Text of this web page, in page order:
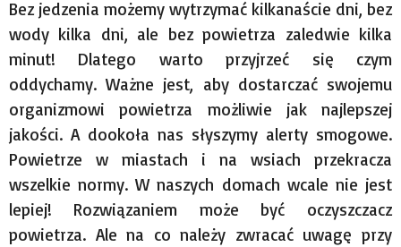
Bez jedzenia możemy wytrzymać kilkanaście dni, bez
wody kilka dni, ale bez powietrza zaledwie kilka
minut! Dlatego warto przyjrzeć się czym
oddychamy. Ważne jest, aby dostarczać swojemu
organizmowi powietrza możliwie jak najlepszej
jakości. A dookoła nas słyszymy alerty smogowe.
Powietrze w miastach i na wsiach przekracza
wszelkie normy. W naszych domach wcale nie jest
lepiej! Rozwiązaniem może być oczyszczacz
powietrza. Ale na co należy zwracać uwagę przy